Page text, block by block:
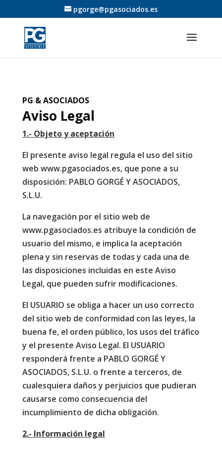
pgorge@pgasociados.es
PG & ASOCIADOS
Aviso Legal
1.- Objeto y aceptación
El presente aviso legal regula el uso del sitio
web www.pgasociados.es, que pone a su
disposición: PABLO GORGÉ Y ASOCIADOS,
S.L.U.
La navegación por el sitio web de
www.pgasociados.es atribuye la condición de
usuario del mismo, e implica la aceptación
plena y sin reservas de todas y cada una de
las disposiciones incluidas en este Aviso
Legal, que pueden sufrir modificaciones.
El USUARIO se obliga a hacer un uso correcto
del sitio web de conformidad con las leyes, la
buena fe, el orden público, los usos del tráfico
y el presente Aviso Legal. El USUARIO
responderá frente a PABLO GORGÉ Y
ASOCIADOS, S.L.U. o frente a terceros, de
cualesquiera daños y perjuicios que pudieran
causarse como consecuencia del
incumplimiento de dicha obligación.
2.- Información legal